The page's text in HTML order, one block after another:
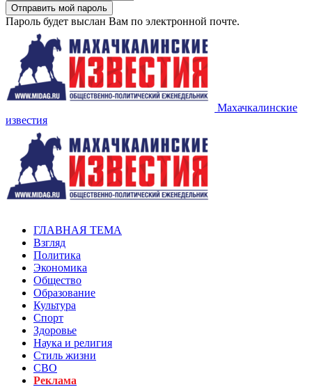
Пароль будет выслан Вам по электронной почте.
Махачкалинские
известия
ГЛАВНАЯ ТЕМА
Взгляд
Политика
Экономика
Общество
Образование
Культура
Спорт
Здоровье
Наука и религия
Стиль жизни
СВО
Реклама